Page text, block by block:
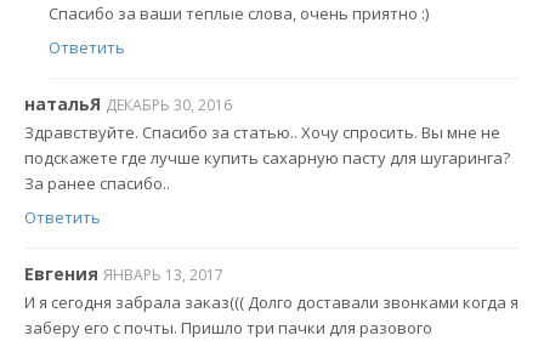
Спасибо за ваши теплые слова, очень приятно :)
Ответить
натальЯ ДЕКАБРЬ 30, 2016
Здравствуйте. Спасибо за статью.. Хочу спросить. Вы мне не
подскажете где лучше купить сахарную пасту для шугаринга?
За ранее спасибо..
Ответить
Евгения ЯНВАРЬ 13, 2017
И я сегодня забрала заказ((( Долго доставали звонками когда я
заберу его с почты. Пришло три пачки для разового